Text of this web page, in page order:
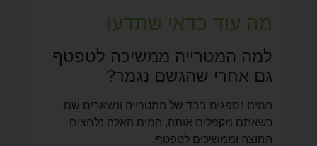
מה עוד כדאי שתדעו
למה המטרייה ממשיכה לטפטף
גם אחרי שהגשם נגמר?
המים נספגים בבד של המטרייה ונשארים שם.
כשאתם מקפלים אותה, המים האלה נלחצים
החוצה וממשיכים לטפטף.